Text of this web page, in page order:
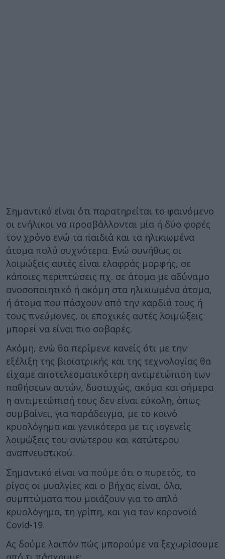
Σημαντικό είναι ότι παρατηρείται το φαινόμενο
οι ενήλικοι να προσβάλλονται μία ή δύο φορές
τον χρόνο ενώ τα παιδιά και τα ηλικιωμένα
άτομα πολύ συχνότερα. Ενώ συνήθως οι
λοιμώξεις αυτές είναι ελαφράς μορφής, σε
κάποιες περιπτώσεις πχ. σε άτομα με αδύναμο
ανοσοποιητικό ή ακόμη στα ηλικιωμένα άτομα,
ή άτομα που πάσχουν από την καρδιά τους ή
τους πνεύμονες, οι εποχικές αυτές λοιμώξεις
μπορεί να είναι πιο σοβαρές.
Ακόμη, ενώ θα περίμενε κανείς ότι με την
εξέλιξη της βιοϊατρικής και της τεχνολογίας θα
είχαμε αποτελεσματικότερη αντιμετώπιση των
παθήσεων αυτών, δυστυχώς, ακόμα και σήμερα
η αντιμετώπισή τους δεν είναι εύκολη, όπως
συμβαίνει, για παράδειγμα, με το κοινό
κρυολόγημα και γενικότερα με τις ιογενείς
λοιμώξεις του ανώτερου και κατώτερου
αναπνευστικού.
Σημαντικό είναι να πούμε ότι ο πυρετός, το
ρίγος οι μυαλγίες και ο βήχας είναι, όλα,
συμπτώματα που μοιάζουν για το απλό
κρυολόγημα, τη γρίπη, και για τον κορονοϊό
Covid-19.
Ας δούμε λοιπόν πώς μπορούμε να ξεχωρίσουμε